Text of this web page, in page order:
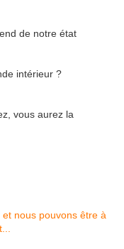
de notre état
intérieur ?
vous aurez la